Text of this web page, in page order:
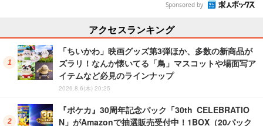
Sponsored by
アクセスランキング
「ちいかわ」映画グッズ第3弾ほか、多数の新商品が
ズラリ！なんか懐いてる「鳥」マスコットや場面写ア
イテムなど必見のラインナップ
2026.8.6(木) 20:25
『ポケカ』30周年記念パック「30th CELEBRATIO
N」がAmazonで抽選販売受付中！1BOX（20パック